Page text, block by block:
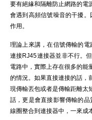
要有絕緣和隔離防止網路的電
會遇到高頻信號噪音的干擾。
作用。
理論上來講，在信號傳輸的電
連接RJ45連接器並非不行。
電路中，實際上存在很多的能
的情況。如果直接連接的話，
現傳輸丟包或者是傳輸距離太
話，更是會直接影響傳輸的
線圈整合到連接器中，一來成